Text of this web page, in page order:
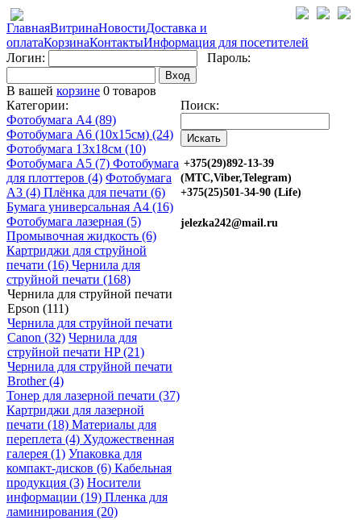
ГлавнаяВитринаНовостиДоставка и
оплатаКорзинаКонтактыИнформация для посетителей
Логин:
Пароль:
Вход
В вашей корзине 0 товаров
Категории:
Фотобумага A4 (89)
Фотобумага A6 (10х15см) (24)
Фотобумага 13х18см (10)
Фотобумага A5 (7) Фотобумага
для плоттеров (4) Фотобумага
A3 (4) Плёнка для печати (6)
Бумага универсальная A4 (16)
Фотобумага лазерная (5)
Промывочная жидкость (6)
Картриджи для струйной
печати (16) Чернила для
струйной печати (168)
Чернила для струйной печати
Epson (111)
Чернила для струйной печати
Canon (32) Чернила для
струйной печати HP (21)
Чернила для струйной печати
Brother (4)
Тонер для лазерной печати (37)
Картриджи для лазерной
печати (18) Материалы для
переплета (4) Художественная
галерея (1) Упаковка для
компакт-дисков (6) Кабельная
продукция (3) Носители
информации (19) Пленка для
ламинирования (20)
Поиск:
+375(29)892-13-39
(МТС,Viber,Telegram)
+375(25)501-34-90 (Life)
jelezka242@mail.ru